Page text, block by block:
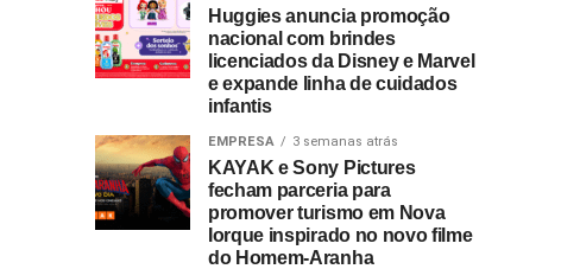
Huggies anuncia promoção
nacional com brindes
licenciados da Disney e Marvel
e expande linha de cuidados
infantis
EMPRESA 3 semanas atrás
KAYAK e Sony Pictures
fecham parceria para
promover turismo em Nova
Iorque inspirado no novo filme
do Homem-Aranha